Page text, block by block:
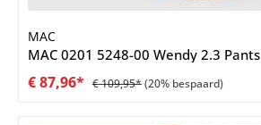
MAC
MAC 0201 5248-00 Wendy 2.3 Pants
€ 87,96* € 109,95*(20% bespaard)